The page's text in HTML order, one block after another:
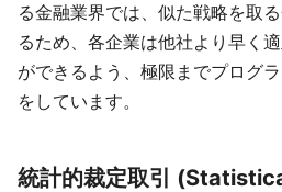
る金融業界では、似た戦略を取
るため、各企業は他社より早く
ができるよう、極限までプログ
をしています。
統計的裁定取引